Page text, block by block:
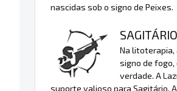
nascidas sob o signo de Peixes.
SAGITÁRIO
Na litoterapia,
signo de
verdade. A
suporte valioso para Sagitário.